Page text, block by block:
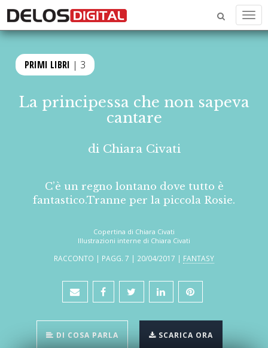
PRIMI LIBRI | 3
La principessa che non sapeva
cantare
di Chiara Civati
C’è un regno lontano dove tutto è
fantastico.Tranne per la piccola Rosie.
Copertina di Chiara Civati
Illustrazioni interne di Chiara Civati
RACCONTO | PAGG. 7 | 20/04/2017 | FANTASY
DI COSA PARLA SCARICA ORA